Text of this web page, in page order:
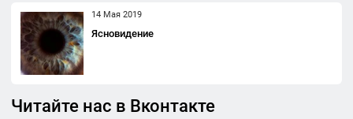
14 Мая 2019
Ясновидение
Читайте нас в Вконтакте